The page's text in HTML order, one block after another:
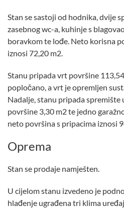
Stan se sastoji od hodnika, dvije
zasebnog wc-a, kuhinje s
boravkom te lođe. Neto korisna
iznosi 72,20 m2.
Stanu pripada vrt površine
popločano, a vrt je opremljen
Nadalje, stanu pripada
površine 3,30 m2 te jedno
neto površina s pripacima iznosi
Oprema
Stan se prodaje namješten.
U cijelom stanu izvedeno je
hlađenje ugrađena tri klima